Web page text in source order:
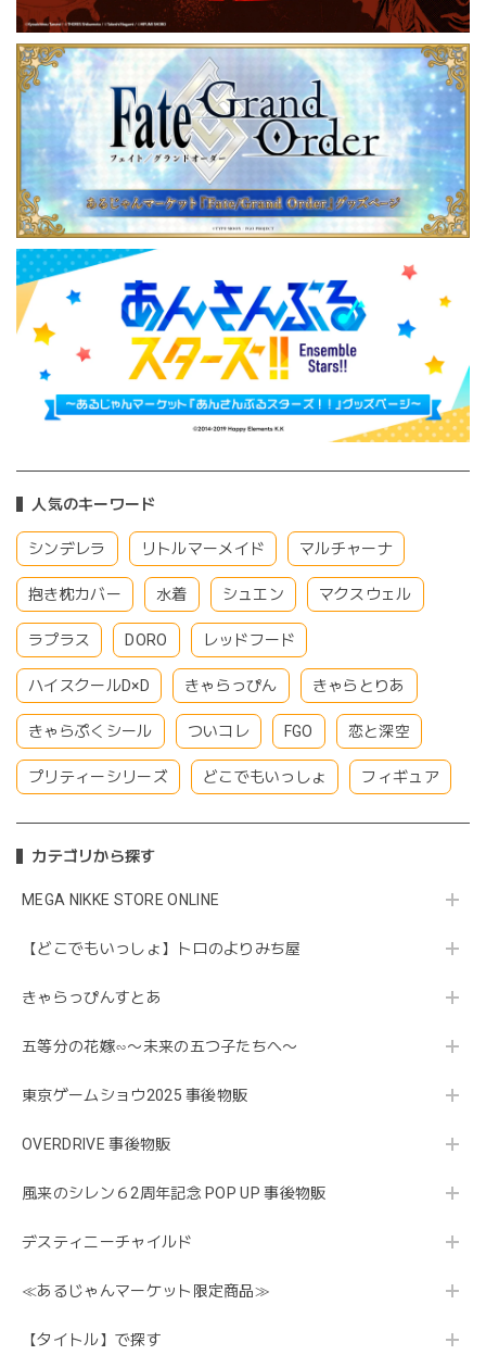
人気のキーワード
シンデレラ リトルマーメイド マルチャーナ
抱き枕カバー 水着 シュエン マクスウェル
ラプラス DORO レッドフード
ハイスクールD×D きゃらっぴん きゃらとりあ
きゃらぷくシール ついコレ FGO 恋と深空
プリティーシリーズ どこでもいっしょ フィギュア
カテゴリから探す
MEGA NIKKE STORE ONLINE
【どこでもいっしょ】トロのよりみち屋
きゃらっぴんすとあ
五等分の花嫁∽〜未来の五つ子たちへ〜
東京ゲームショウ2025 事後物販
OVERDRIVE 事後物販
風来のシレン６2周年記念 POP UP 事後物販
デスティニーチャイルド
≪あるじゃんマーケット限定商品≫
【タイトル】で探す